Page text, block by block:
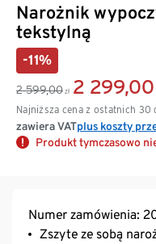
Narożnik
tekstylną
-11%
2 599,00 zł 2 299,00
Najniższa cena z ostatnich 30
zawiera VATplus koszty
Produkt tymczasowo
Numer zamówienia:
Zszyte ze sobą